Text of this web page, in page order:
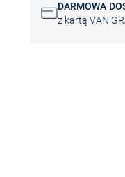
DARMOWA
z kartą VAN